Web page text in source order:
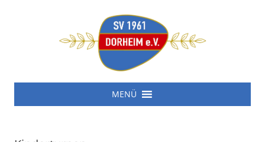
SV 1961 Dorheim e.V.
Zum
MENÜ